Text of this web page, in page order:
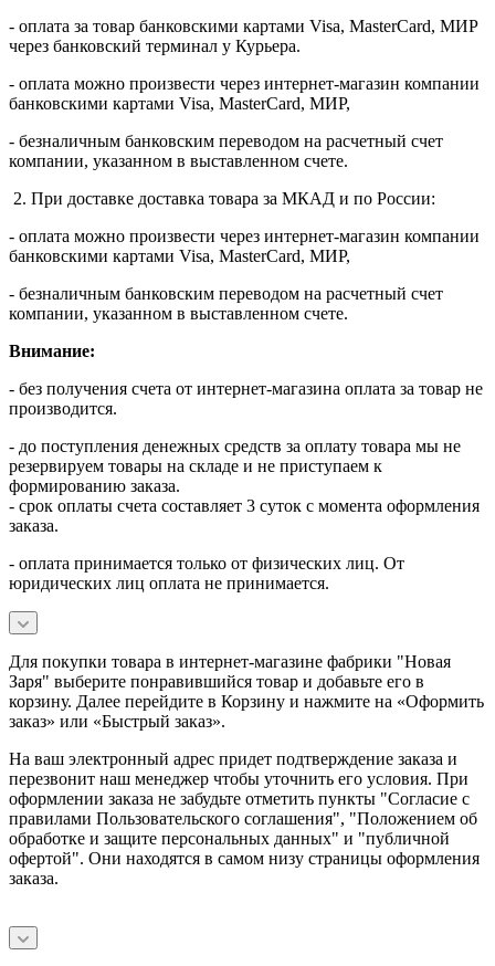
- оплата за товар банковскими картами Visa, MasterСard, МИР
через банковский терминал у Курьера.
- оплата можно произвести через интернет-магазин компании
банковскими картами Visa, MasterСard, МИР,
- безналичным банковским переводом на расчетный счет
компании, указанном в выставленном счете.
2. При доставке доставка товара за МКАД и по России:
- оплата можно произвести через интернет-магазин компании
банковскими картами Visa, MasterСard, МИР,
- безналичным банковским переводом на расчетный счет
компании, указанном в выставленном счете.
Внимание:
- без получения счета от интернет-магазина оплата за товар не
производится.
- до поступления денежных средств за оплату товара мы не
резервируем товары на складе и не приступаем к
формированию заказа.
- срок оплаты счета составляет 3 суток с момента оформления
заказа.
- оплата принимается только от физических лиц. От
юридических лиц оплата не принимается.
Для покупки товара в интернет-магазине фабрики "Новая
Заря" выберите понравившийся товар и добавьте его в
корзину. Далее перейдите в Корзину и нажмите на «Оформить
заказ» или «Быстрый заказ».
На ваш электронный адрес придет подтверждение заказа и
перезвонит наш менеджер чтобы уточнить его условия. При
оформлении заказа не забудьте отметить пункты "Согласие с
правилами Пользовательского соглашения", "Положением об
обработке и защите персональных данных" и "публичной
офертой". Они находятся в самом низу страницы оформления
заказа.